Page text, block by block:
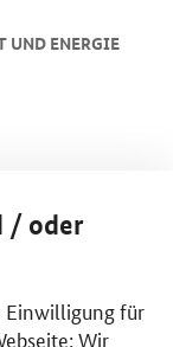
UND ENERGIE
/ oder
Einwilligung für
Wir